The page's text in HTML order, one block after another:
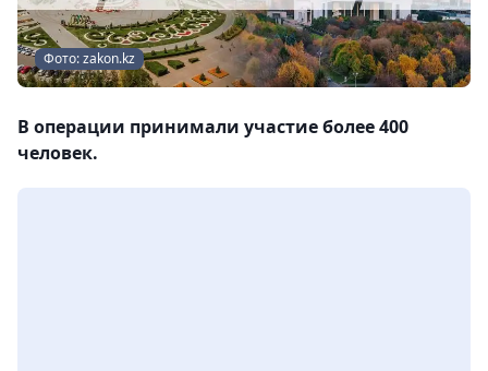
Фото: zakon.kz
В операции принимали участие более 400
человек.